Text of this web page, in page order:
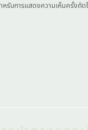
หรับการแสดงความเห็นครั้งถัด